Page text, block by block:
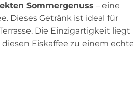
Sommergenuss – eine
Dieses Getränk ist ideal für
Die Einzigartigkeit liegt
Eiskaffee zu einem